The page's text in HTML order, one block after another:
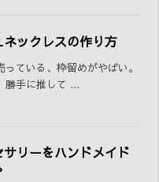
ックレスの作り方
ている、枠留めがやばい。
勝手に推して ...
リーをハンドメイド